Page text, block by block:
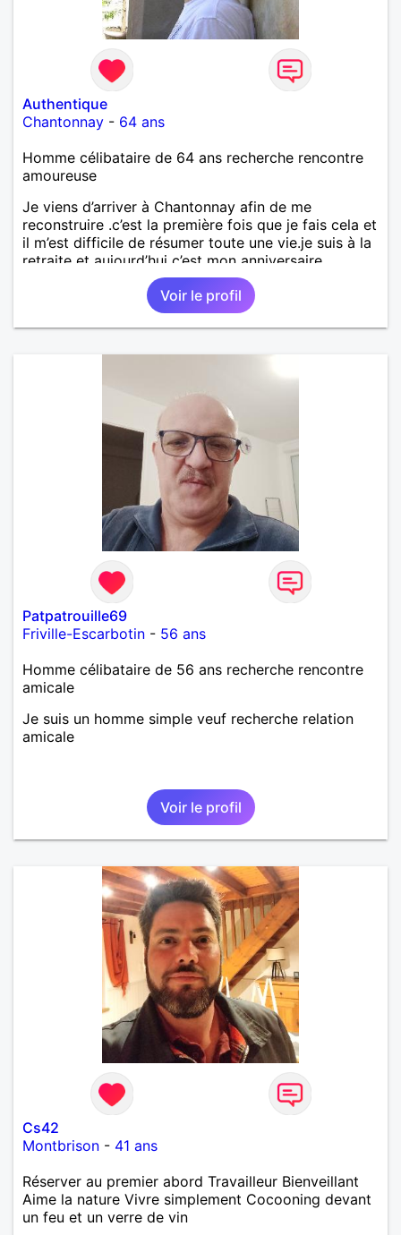
Authentique
Chantonnay - 64 ans
Homme célibataire de 64 ans recherche rencontre
amoureuse
Je viens d’arriver à Chantonnay afin de me
reconstruire .c’est la première fois que je fais cela et
il m’est difficile de résumer toute une vie.je suis à la
retraite et aujourd’hui c’est mon anniversaire
!J’aimerais rencontrer quelqu’un qui partage les
mêmes valeurs qui font de quelqu’un un être humain
Voir le profil
Patpatrouille69
Friville-Escarbotin - 56 ans
Homme célibataire de 56 ans recherche rencontre
amicale
Je suis un homme simple veuf recherche relation
amicale
Voir le profil
Cs42
Montbrison - 41 ans
Réserver au premier abord Travailleur Bienveillant
Aime la nature Vivre simplement Cocooning devant
un feu et un verre de vin